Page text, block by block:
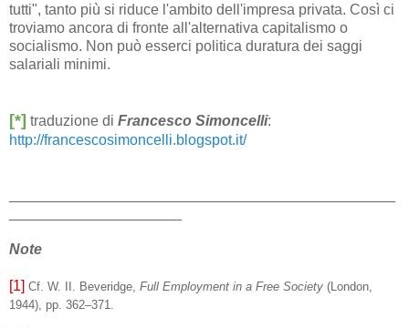
tutti", tanto più si riduce l'ambito dell'impresa privata. Così ci
troviamo ancora di fronte all'alternativa capitalismo o
socialismo. Non può esserci politica duratura dei saggi
salariali minimi.
[*] traduzione di Francesco Simoncelli:
http://francescosimoncelli.blogspot.it/
Note
[1] Cf. W. II. Beveridge, Full Employment in a Free Society (London,
1944), pp. 362–371.